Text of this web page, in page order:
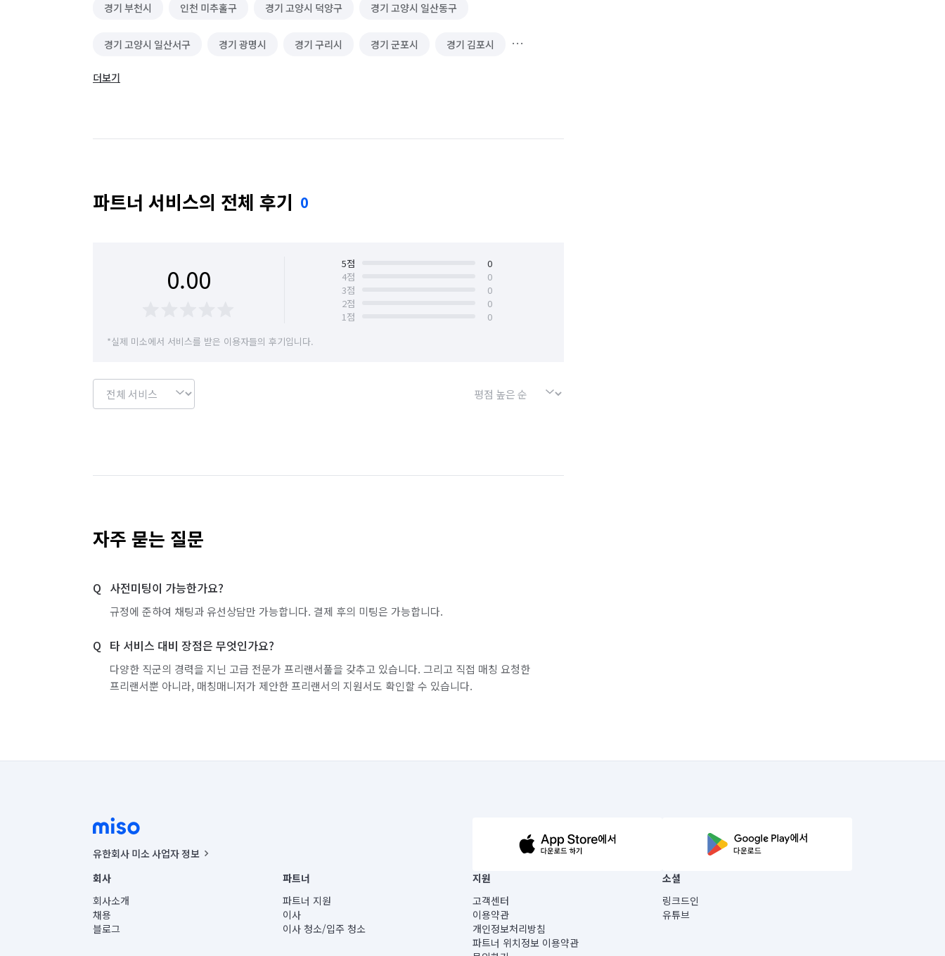
경기 부천시 인천 미추홀구 경기 고양시 덕양구 경기 고양시 일산동구
경기 고양시 일산서구 경기 광명시 경기 구리시 경기 군포시 경기 김포시
경기 남양주시
경기 의왕시 경기 의정부시 경기 파주시
서울 노원구
서울 서대문구
서울 성동구 서울 성북구 서울 송파구
인천 강화군 인천 계양구
더보기
파트너 서비스의 전체 후기 0
0.00 5점
0
4점
0
3점
0
2점
0
1점
0
*실제 미소에서 서비스를 받은 이용자들의 후기입니다.
자주 묻는 질문
사전미팅이 가능한가요?
규정에 준하여 채팅과 유선상담만 가능합니다. 결제 후의 미팅은 가능합니다.
타 서비스 대비 장점은 무엇인가요?
다양한 직군의 경력을 지닌 고급 전문가 프리랜서풀을 갖추고 있습니다. 그리고 직접 매칭 요청한
프리랜서뿐 아니라, 매칭매니저가 제안한 프리랜서의 지원서도 확인할 수 있습니다.
유한회사 미소 사업자 정보
사업자등록번호 : 291-87-00271 | 인허가번호 : 2016-3220163-14-5-00019 |
통신판매신고번호 : 2024-서울종로-1400(공정거래위원회 정보) |
대표이사 : CHING VICTOR COLUMBIA RHEE
주소 | 본사: 서울특별시 종로구 율곡로 6(중학동, 트윈트리빌딩) B동 5층
컨택센터 : 서울특별시 종로구 수송동 율곡로 24, 7층, 8층 미소
회사
회사소개
채용
블로그
파트너
파트너 지원
이사
이사 청소/입주 청소
지원
고객센터
이용약관
개인정보처리방침
파트너 위치정보 이용약관
소셜
링크드인
유튜브